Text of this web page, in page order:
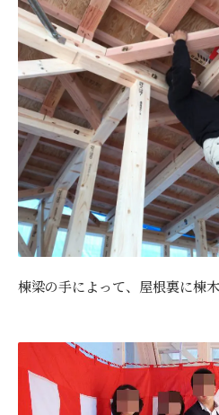
棟梁の手によって、屋根裏に棟